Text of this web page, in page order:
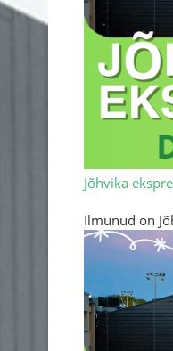
Jõhvika
Ilmunud on